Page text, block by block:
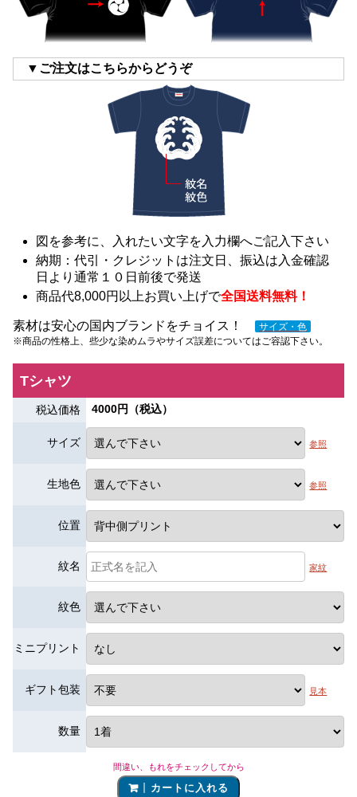
▼ご注文はこちらからどうぞ
図を参考に、入れたい文字を入力欄へご記入下さい
納期：代引・クレジットは注文日、振込は入金確認
日より通常１０日前後で発送
商品代8,000円以上お買い上げで全国送料無料！
素材は安心の国内ブランドをチョイス！
サイズ・色
※商品の性格上、些少な染めムラやサイズ誤差についてはご容認下さい。
Tシャツ
税込価格 4000円（税込）
サイズ 参照
生地色 参照
位置
紋名 家紋
紋色
ミニプリント
ギフト包装 見本
数量
間違い、もれをチェックしてから
カートに入れる